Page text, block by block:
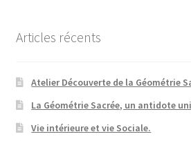
Articles récents
Atelier Découverte de la Géométrie
La Géométrie Sacrée, un antidote
Vie intérieure et vie Sociale.